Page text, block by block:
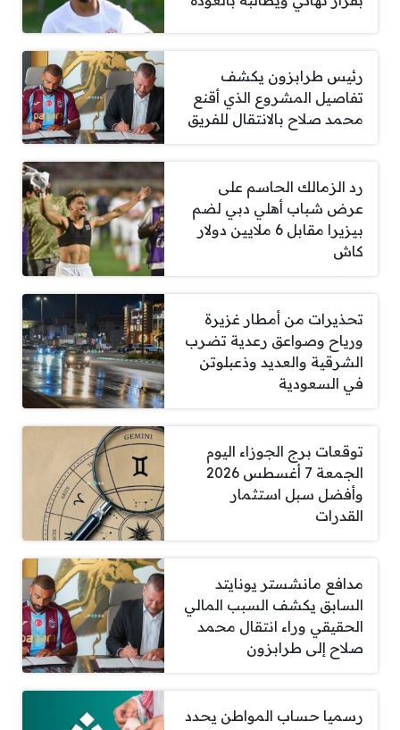
رئيس طرابزون يكشف
تفاصيل المشروع الذي أقنع
محمد صلاح بالانتقال للفريق
رد الزمالك الحاسم على
عرض شباب أهلي دبي لضم
بيزيرا مقابل 6 ملايين دولار
كاش
تحذيرات من أمطار غزيرة
ورياح وصواعق رعدية تضرب
الشرقية والعديد وذعبلوتن
في السعودية
توقعات برج الجوزاء اليوم
الجمعة 7 أغسطس 2026
وأفضل سبل استثمار
القدرات
مدافع مانشستر يونايتد
السابق يكشف السبب المالي
الحقيقي وراء انتقال محمد
صلاح إلى طرابزون
رسميا حساب المواطن يحدد